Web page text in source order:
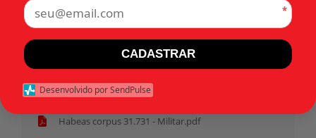
Tags:
Início
Habeas corpus 31.731 - Militar.pdf
*
CADASTRAR
Desenvolvido por SendPulse